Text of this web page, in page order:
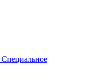
Специальное